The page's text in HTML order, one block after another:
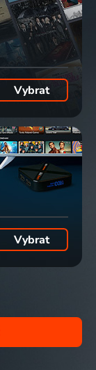
Vybrat
Vybrat